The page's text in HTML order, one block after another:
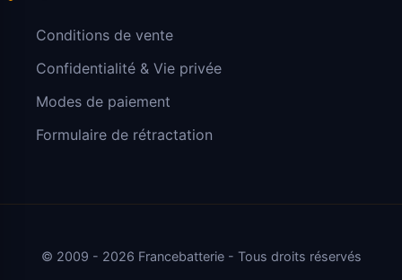
Conditions de vente
Confidentialité & Vie privée
Modes de paiement
Formulaire de rétractation
© 2009 - 2026 Francebatterie - Tous droits réservés